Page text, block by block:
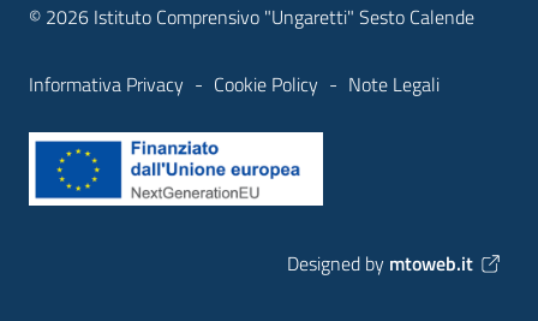
© 2026 Istituto Comprensivo "Ungaretti" Sesto Calende
Informativa Privacy - Cookie Policy - Note Legali
Designed by mtoweb.it